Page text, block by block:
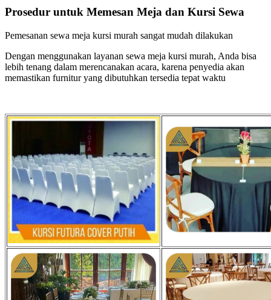
Prosedur untuk Memesan Meja dan Kursi Sewa
Pemesanan sewa meja kursi murah sangat mudah dilakukan
Dengan menggunakan layanan sewa meja kursi murah, Anda bisa
lebih tenang dalam merencanakan acara, karena penyedia akan
memastikan furnitur yang dibutuhkan tersedia tepat waktu